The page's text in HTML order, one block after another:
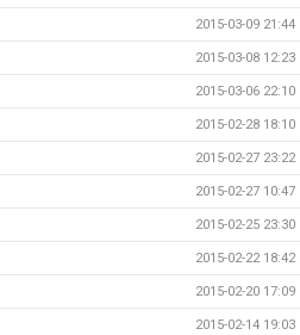
2015-03-09 21:44
2015-03-08 12:23
2015-03-06 22:10
2015-02-28 18:10
2015-02-27 23:22
2015-02-27 10:47
2015-02-25 23:30
2015-02-22 18:42
2015-02-20 17:09
2015-02-14 19:03